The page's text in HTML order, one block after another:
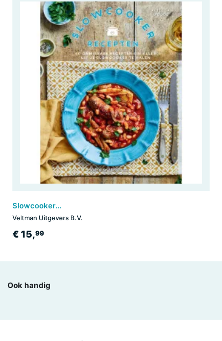
Slowcooker recepten
Veltman Uitgevers B.V.
€ 15,99
Ook handig